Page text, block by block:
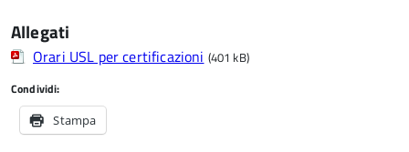
Allegati
Orari USL per certificazioni (401 kB)
Condividi:
Stampa